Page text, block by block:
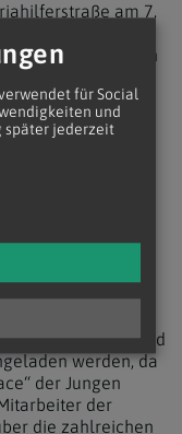
am 7.
Bühnenzelt mit
der Kategorialen
Band wo
von
haben. Es
Musik
die
Elisabeth
wo es neben
und
ist etwas
Im Gebets- und
werden, da
der Jungen
der
die zahlreichen
für Social
und
später jederzeit